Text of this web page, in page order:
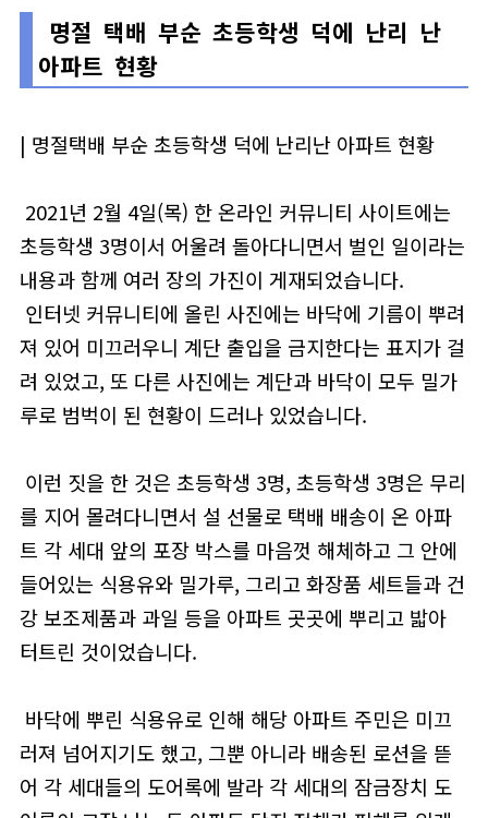
명절 택배 부순 초등학생 덕에 난리 난
아파트 현황
| 명절택배 부순 초등학생 덕에 난리난 아파트 현황
2021년 2월 4일(목) 한 온라인 커뮤니티 사이트에는
초등학생 3명이서 어울려 돌아다니면서 벌인 일이라는
내용과 함께 여러 장의 가진이 게재되었습니다.
인터넷 커뮤니티에 올린 사진에는 바닥에 기름이 뿌려
져 있어 미끄러우니 계단 출입을 금지한다는 표지가 걸
려 있었고, 또 다른 사진에는 계단과 바닥이 모두 밀가
루로 범벅이 된 현황이 드러나 있었습니다.
이런 짓을 한 것은 초등학생 3명, 초등학생 3명은 무리
를 지어 몰려다니면서 설 선물로 택배 배송이 온 아파
트 각 세대 앞의 포장 박스를 마음껏 해체하고 그 안에
들어있는 식용유와 밀가루, 그리고 화장품 세트들과 건
강 보조제품과 과일 등을 아파트 곳곳에 뿌리고 밟아
터트린 것이었습니다.
바닥에 뿌린 식용유로 인해 해당 아파트 주민은 미끄
러져 넘어지기도 했고, 그뿐 아니라 배송된 로션을 뜯
어 각 세대들의 도어록에 발라 각 세대의 잠금장치 도